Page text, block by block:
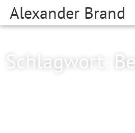
Alexander Brand
Schlagwort: